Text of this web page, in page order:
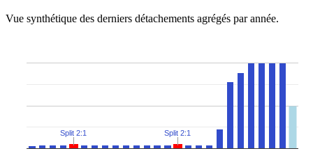
Vue synthétique des derniers détachements agrégés par année.
Split 2:1 Split 2:1